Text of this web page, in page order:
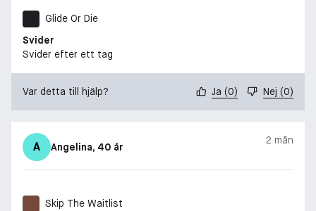
Glide Or Die
Svider
Svider efter ett tag
Var detta till hjälp? Ja (0) Nej (0)
A Angelina, 40 år
2 mån
Skip The Waitlist